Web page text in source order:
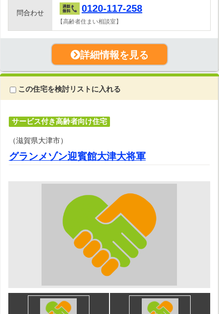
問合わせ 0120-117-258
【高齢者住まい相談室】
詳細情報を見る
この住宅を検討リストに入れる
サービス付き高齢者向け住宅
（滋賀県大津市）
グランメゾン迎賓館大津大将軍